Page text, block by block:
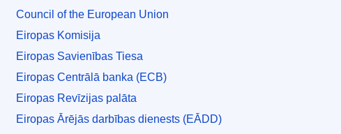
Council of the European Union
Eiropas Komisija
Eiropas Savienības Tiesa
Eiropas Centrālā banka (ECB)
Eiropas Revīzijas palāta
Eiropas Ārējās darbības dienests (EĀDD)